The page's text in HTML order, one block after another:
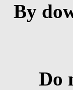
By
Do